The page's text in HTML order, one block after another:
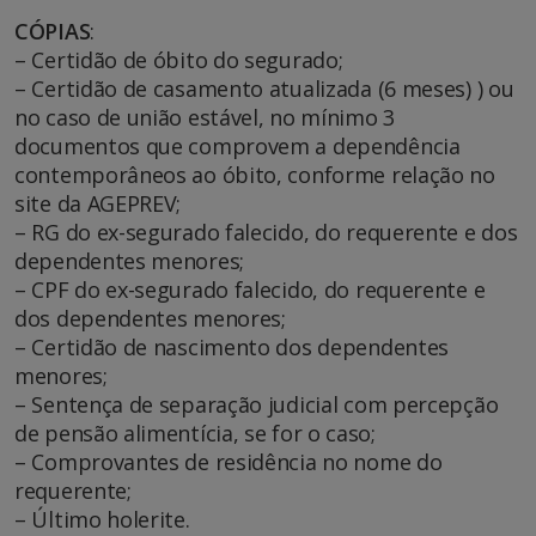
CÓPIAS:
– Certidão de óbito do segurado;
– Certidão de casamento atualizada (6 meses) ) ou
no caso de união estável, no mínimo 3
documentos que comprovem a dependência
contemporâneos ao óbito, conforme relação no
site da AGEPREV;
– RG do ex-segurado falecido, do requerente e dos
dependentes menores;
– CPF do ex-segurado falecido, do requerente e
dos dependentes menores;
– Certidão de nascimento dos dependentes
menores;
– Sentença de separação judicial com percepção
de pensão alimentícia, se for o caso;
– Comprovantes de residência no nome do
requerente;
– Último holerite.